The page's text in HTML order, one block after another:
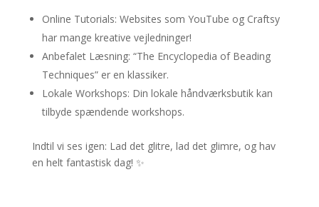
Online Tutorials: Websites som YouTube og Craftsy
har mange kreative vejledninger!
Anbefalet Læsning: “The Encyclopedia of Beading
Techniques” er en klassiker.
Lokale Workshops: Din lokale håndværksbutik kan
tilbyde spændende workshops.
Indtil vi ses igen: Lad det glitre, lad det glimre, og hav
en helt fantastisk dag! ✨